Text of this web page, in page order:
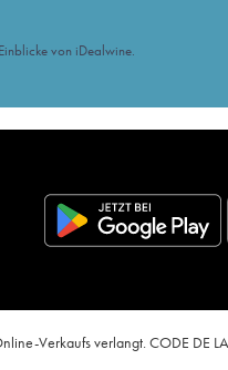
von iDealwine.
Verkaufs verlangt. CODE DE